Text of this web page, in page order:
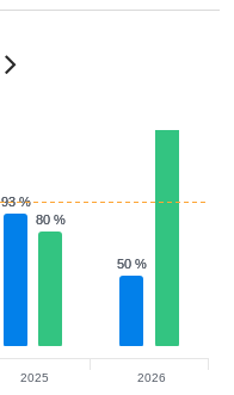
93 %
93 %
50 %
50 %
80 %
80 %
2025 2026